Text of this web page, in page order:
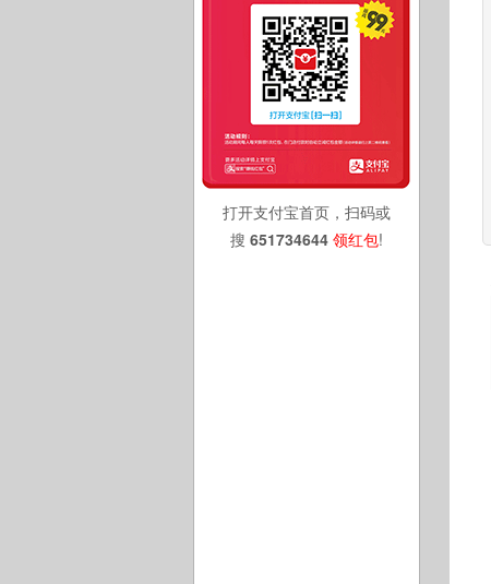
打开支付宝首页，扫码或
搜 651734644 领红包!